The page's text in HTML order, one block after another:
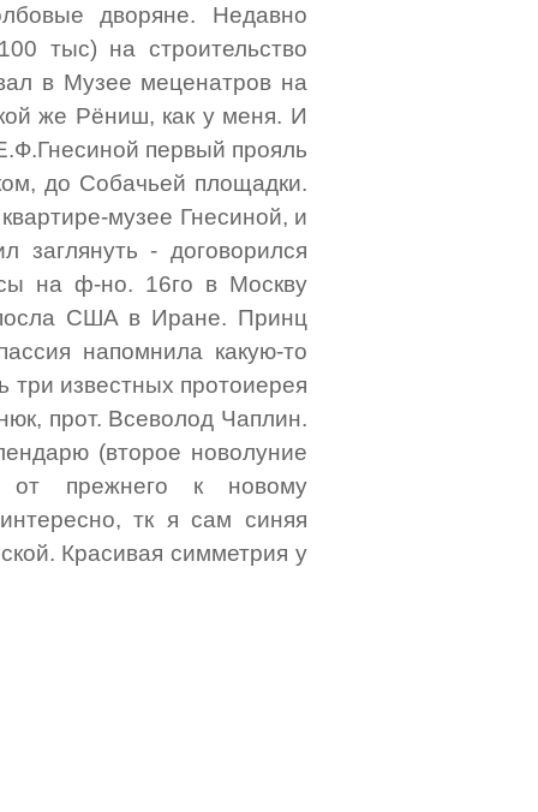
дворяне. Недавно
тыс) на строительство
в Музее меценатров на
же Рёниш, как у меня. И
первый прояль
до Собачьей площадки.
музее Гнесиной, и
- договорился
на ф-но. 16го в Москву
США в Иране. Принц
напомнила какую-то
три известных протоиерея
прот. Всеволод Чаплин.
(второе новолуние
от прежнего к новому
тк я сам синяя
Красивая симметрия у